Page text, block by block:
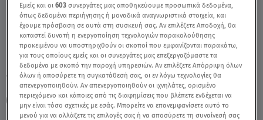
TAGS: ΙΩΑΝΝΗΣ ΜΕΛΙΣΑΝΙΔΗΣ ΓΚΟΣΙΠ ΝΕΑ & CELEBRITIES
BREAKFAST@STAR
Εμείς και οι603 συνεργάτες μας αποθηκεύουμε προσωπικά δεδομένα,
όπως δεδομένα περιήγησης ή μοναδικά αναγνωριστικά στοιχεία, και
έχουμε πρόσβαση σε αυτά στη συσκευή σας. Αν επιλέξετε Αποδοχή, θα
καταστεί δυνατή η ενεργοποίηση τεχνολογιών παρακολούθησης
προκειμένου να υποστηριχθούν οι σκοποί που εμφανίζονται παρακάτω,
για τους οποίους εμείς και οι συνεργάτες μας επεξεργαζόμαστε τα
δεδομένα με σκοπό την παροχή υπηρεσιών. Αν επιλέξετε Απόρριψη όλων
όλων ή αποσύρετε τη συγκατάθεσή σας, οι εν λόγω τεχνολογίες θα
απενεργοποιηθούν. Αν απενεργοποιηθούν οι ιχνηλάτες, ορισμένο
περιεχόμενο και κάποιες από τις διαφημίσεις που βλέπετε ενδέχεται να
μην είναι τόσο σχετικές με εσάς. Μπορείτε να επανεμφανίσετε αυτό το
μενού για να αλλάξετε τις επιλογές σας ή να αποσύρετε τη συναίνεσή σας